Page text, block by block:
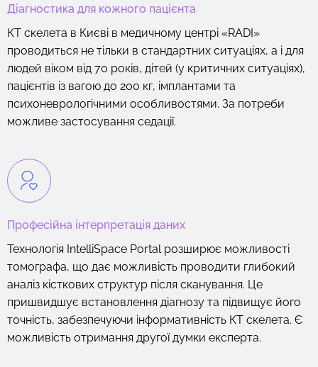
Діагностика для кожного пацієнта
КТ скелета в Києві в медичному центрі «RADI»
проводиться не тільки в стандартних ситуаціях, а і для
людей віком від 70 років, дітей (у критичних ситуаціях),
пацієнтів із вагою до 200 кг, імплантами та
психоневрологічними особливостями. За потреби
можливе застосування седації.
Професійна інтерпретація даних
Технологія IntelliSpace Portal розширює можливості
томографа, що дає можливість проводити глибокий
аналіз кісткових структур після сканування. Це
пришвидшує встановлення діагнозу та підвищує його
точність, забезпечуючи інформативність КТ скелета. Є
можливість отримання другої думки експерта.